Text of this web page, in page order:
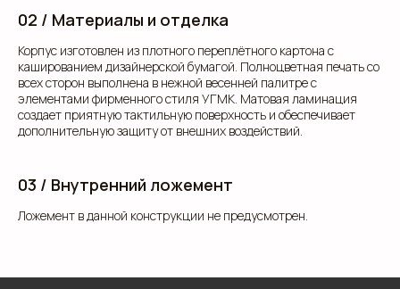
02 / Материалы и отделка
Корпус изготовлен из плотного переплётного картона с
кашированием дизайнерской бумагой. Полноцветная печать со
всех сторон выполнена в нежной весенней палитре с
элементами фирменного стиля УГМК. Матовая ламинация
создает приятную тактильную поверхность и обеспечивает
дополнительную защиту от внешних воздействий.
03 / Внутренний ложемент
Ложемент в данной конструкции не предусмотрен.